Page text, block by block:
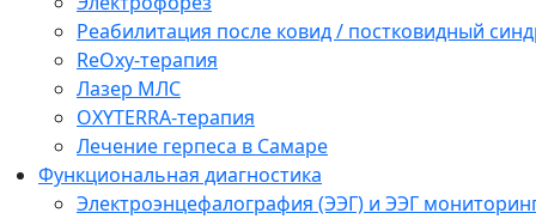
Реабилитация после ковид / постковидный
ReOxy-терапия
Лазер МЛС
OXYTERRA-терапия
Лечение герпеса в Самаре
Функциональная диагностика
Электроэнцефалография (ЭЭГ) и ЭЭГ